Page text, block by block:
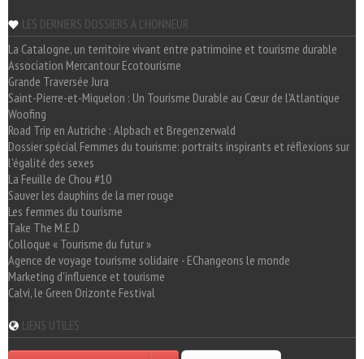
LES DERNIERS DOSSIERS A L'HONNEUR
La Catalogne, un territoire vivant entre patrimoine et tourisme durable
Association Mercantour Ecotourisme
Grande Traversée Jura
Saint-Pierre-et-Miquelon : Un Tourisme Durable au Cœur de l'Atlantique
Woofing
Road Trip en Autriche : Alpbach et Bregenzerwald
Dossier spécial Femmes du tourisme: portraits inspirants et réflexions sur
l'égalité des sexes
La Feuille de Chou #10
Sauver les dauphins de la mer rouge
Les femmes du tourisme
Take The M.E.D
Colloque « Tourisme du futur »
Agence de voyage tourisme solidaire - EChangeons le monde
Marketing d'influence et tourisme
Calvi, le Green Orizonte Festival
LIENS UTILES